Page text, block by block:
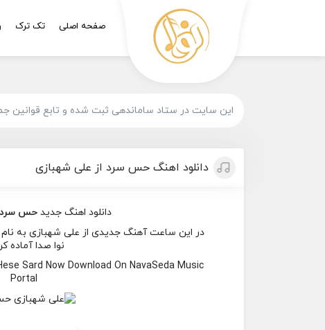
صفحه اصلی تک ترک
این سایت در ستاد ساماندهی ثبت شده و تابع قوانین
دانلود اهنگ حس سرد از علی شهبازی
دانلود اهنگ جدید حس سرد
در این ساعت آهنگ جدیدی از علی شهبازی به نام
نوا صدا آماده
Sard Now Download On NavaSeda Music
Portal